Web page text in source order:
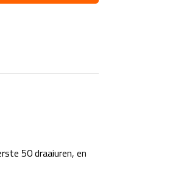
50 draaiuren, en